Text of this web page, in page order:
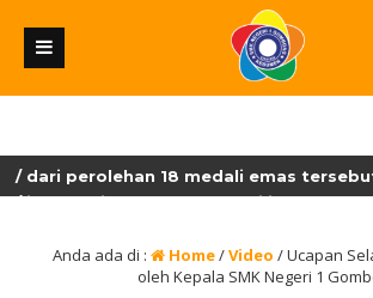
perolehan 18 medali emas tersebut,
ditetapkan sebagai juara umum
Anda ada di : Home/Video /Ucapan
oleh Kepala SMK Negeri 1